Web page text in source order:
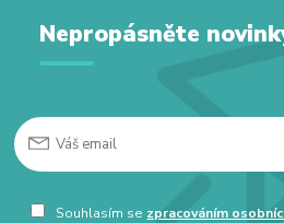
Nepropásněte
Souhlasím se zpracováním